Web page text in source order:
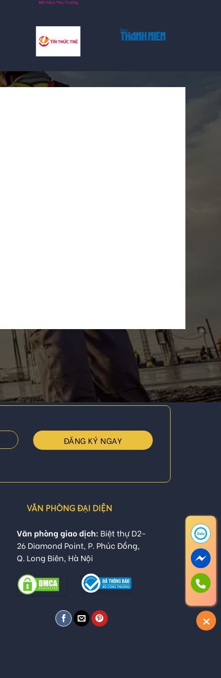
VĂN PHÒNG ĐẠI DIỆN
Văn phòng giao dịch: Biệt thự D2-
26 Diamond Point, P. Phúc Đồng,
Q. Long Biên, Hà Nội